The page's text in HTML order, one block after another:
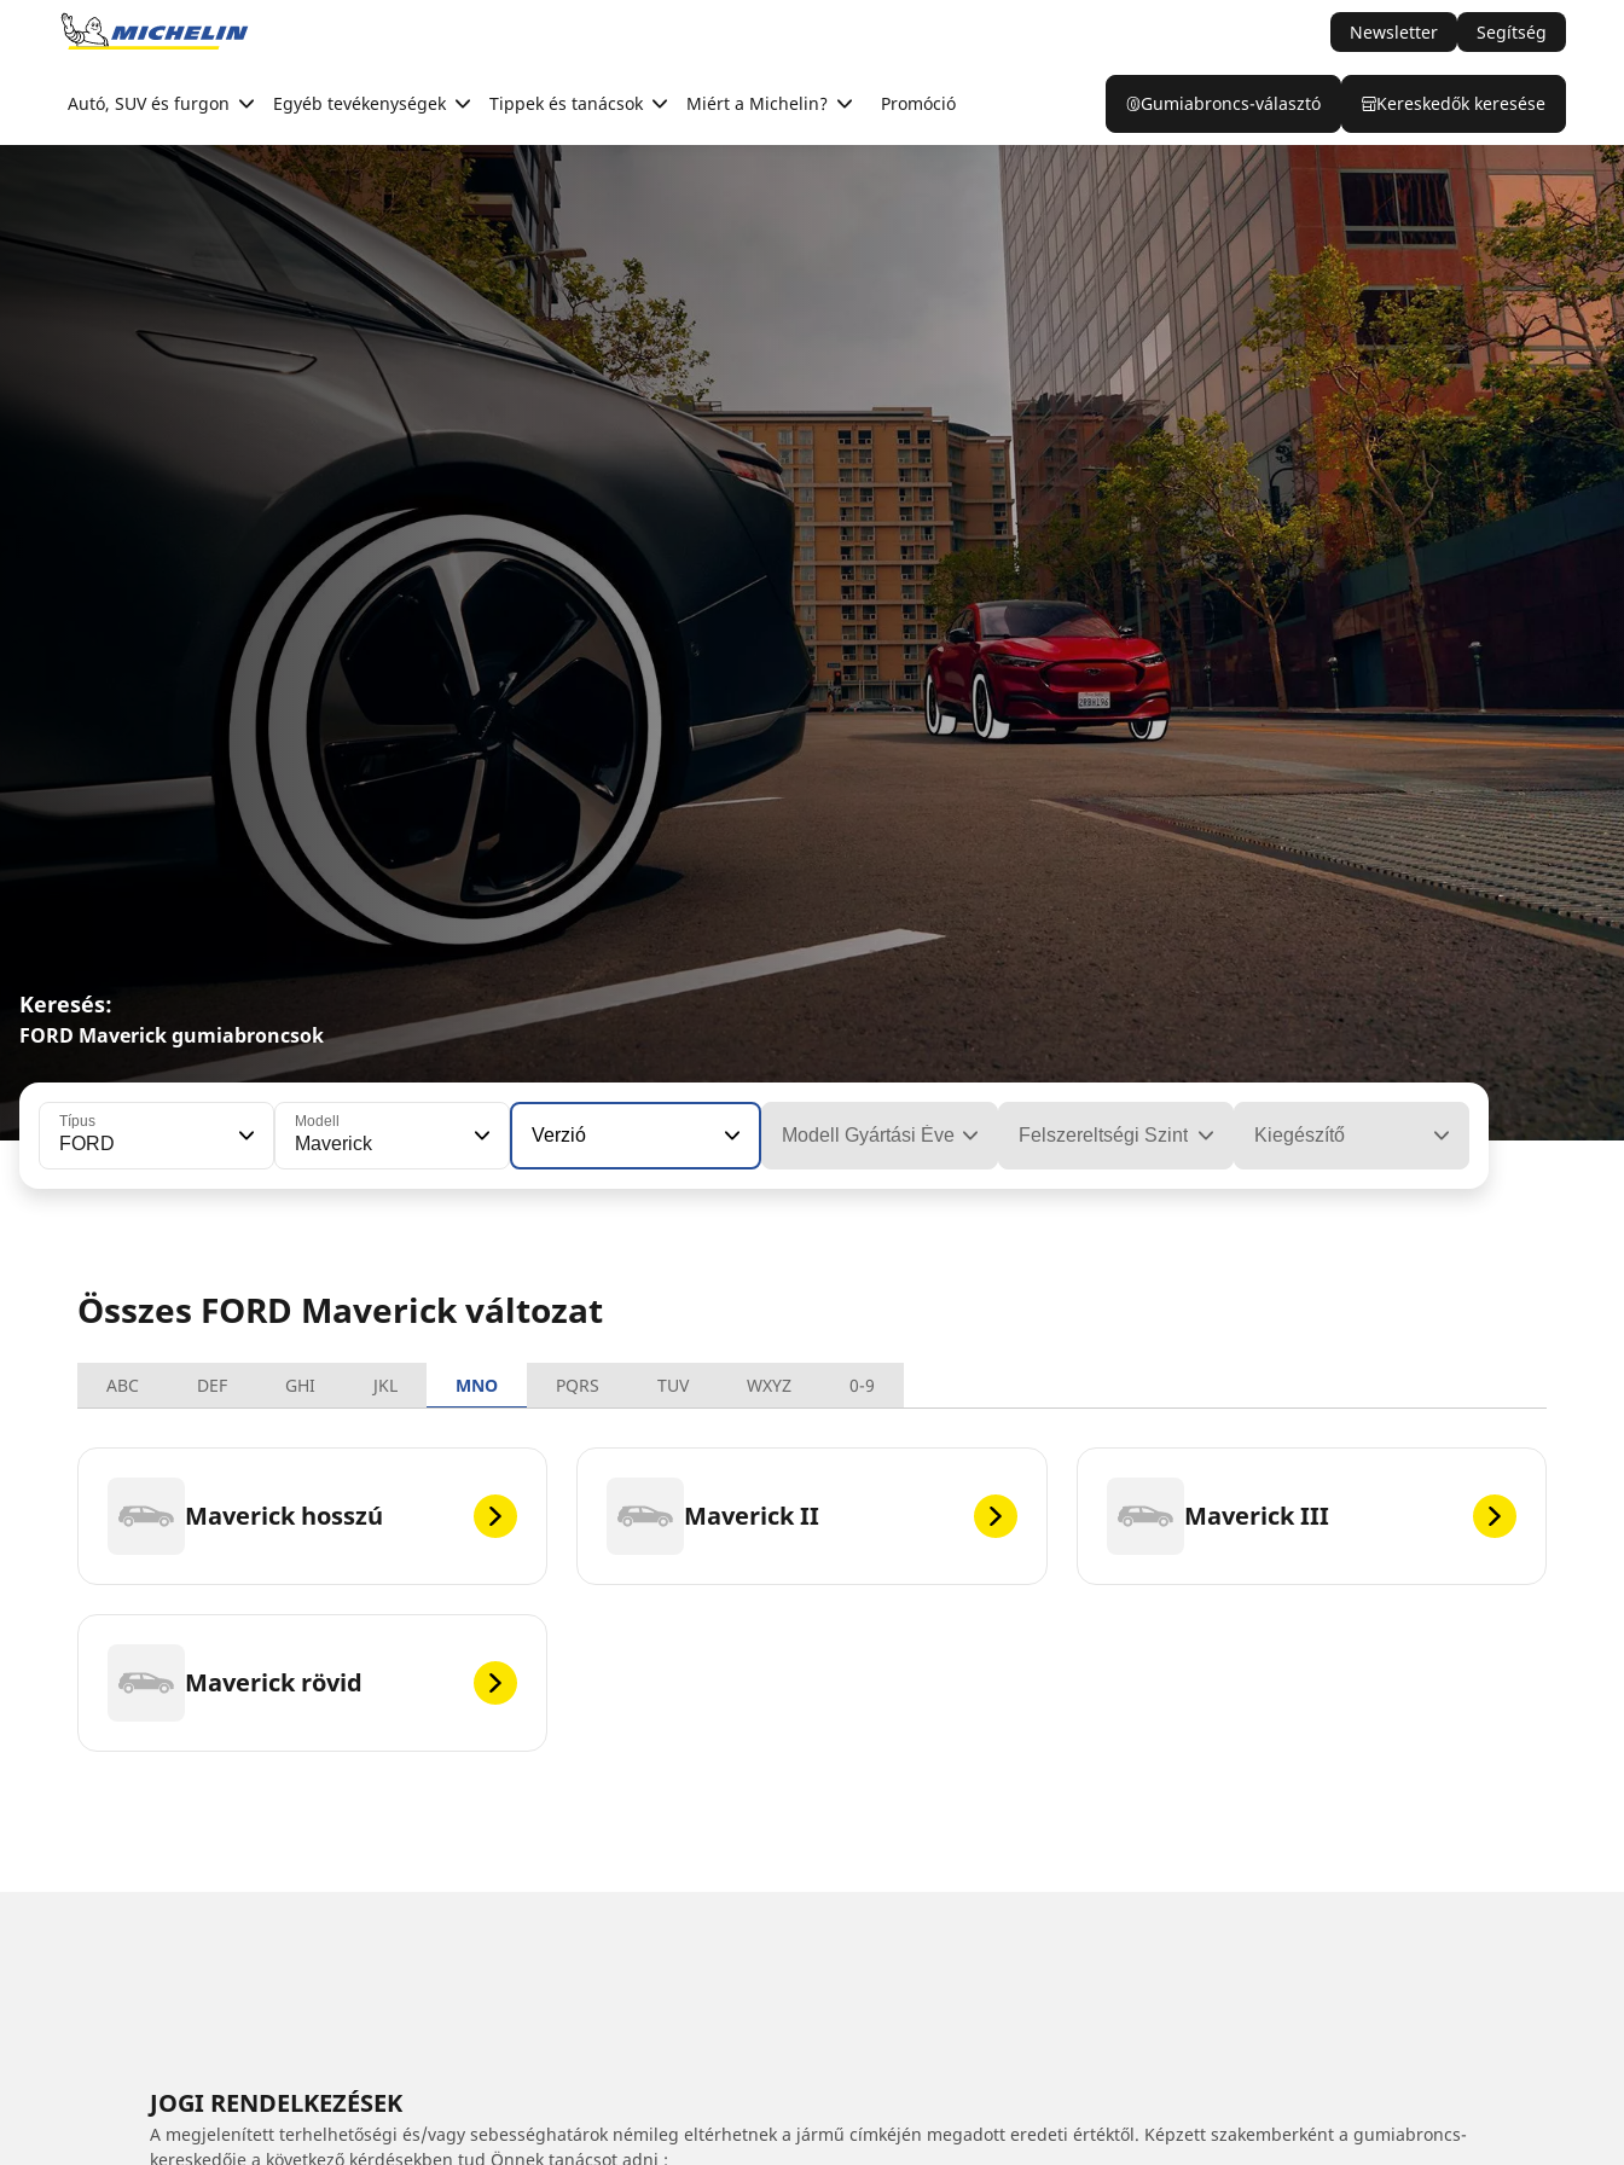
Go to page content
Newsletter Segítség
Autó, SUV és furgon Egyéb tevékenységek Tippek és tanácsok Miért a Michelin? Promóció Gumiabroncs-választó Kereskedők keresése
Keresés:
FORD Maverick gumiabroncsok
Típus
FORD
Modell
Maverick Verzió Modell Gyártási Éve Felszereltségi Szint Kiegészítő
Összes FORD Maverick változat
ABC DEF GHI JKL MNO PQRS TUV WXYZ 0-9
Maverick hosszú Maverick II Maverick III
Maverick rövid
JOGI RENDELKEZÉSEK
A megjelenített terhelhetőségi és/vagy sebességhatárok némileg eltérhetnek a jármű címkéjén megadott eredeti értéktől. Képzett szakemberként a gumiabroncs-
kereskedője a következő kérdésekben tud Önnek tanácsot adni :